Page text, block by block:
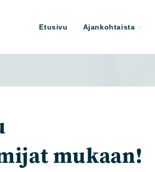
Etusivu Ajankohtaista
mukaan!